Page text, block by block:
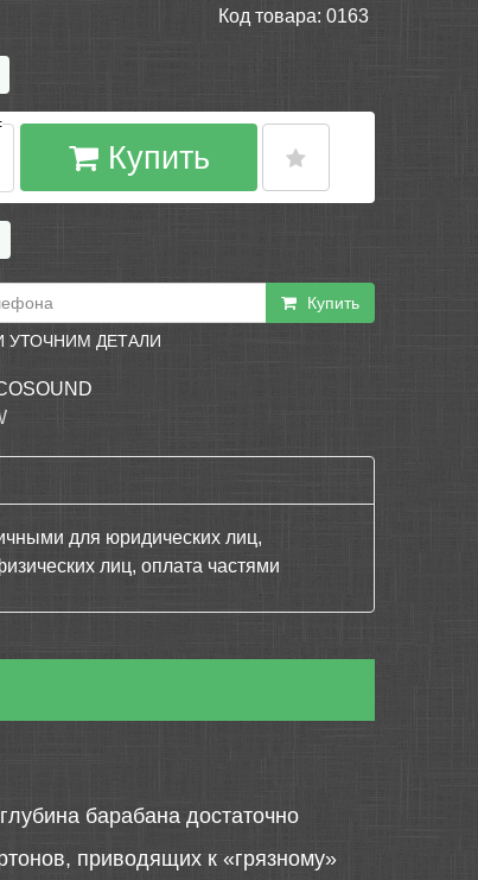
Код товара: 0163
Купить
Купить
ДЕТАЛИ
для юридических лиц,
лиц, оплата частями
барабана достаточно
приводящих к «грязному»